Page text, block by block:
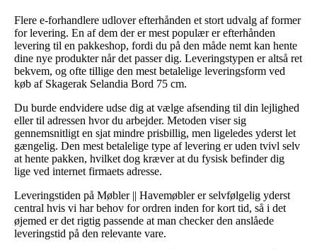
Flere e-forhandlere udlover efterhånden et stort udvalg af former
for levering. En af dem der er mest populær er efterhånden
levering til en pakkeshop, fordi du på den måde nemt kan hente
dine nye produkter når det passer dig. Leveringstypen er altså ret
bekvem, og ofte tillige den mest betalelige leveringsform ved
køb af Skagerak Selandia Bord 75 cm.
Du burde endvidere udse dig at vælge afsending til din lejlighed
eller til adressen hvor du arbejder. Metoden viser sig
gennemsnitligt en sjat mindre prisbillig, men ligeledes yderst let
gængelig. Den mest betalelige type af levering er uden tvivl selv
at hente pakken, hvilket dog kræver at du fysisk befinder dig
lige ved internet firmaets adresse.
Leveringstiden på Møbler || Havemøbler er selvfølgelig yderst
central hvis vi har behov for ordren inden for kort tid, så i det
øjemed er det rigtig passende at man checker den anslåede
leveringstid på den relevante vare.